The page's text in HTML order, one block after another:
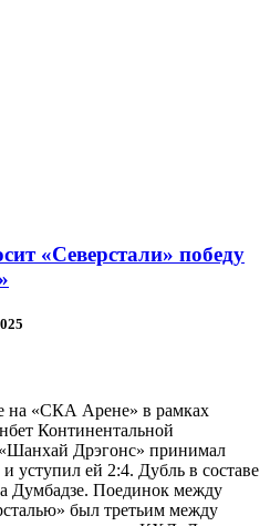
«Северстали» победу
на «СКА Арене» в рамках
Континентальной
Дрэгонс» принимал
уступил ей 2:4. Дубль в составе
Думбадзе. Поединок между
был третьим между